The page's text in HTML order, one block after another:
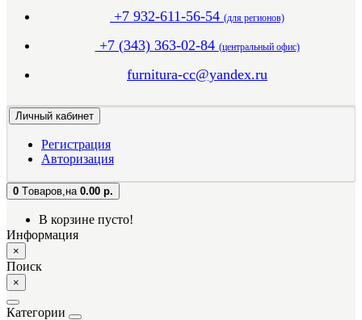
+7 932-611-56-54 (для регионов)
+7 (343) 363-02-84 (центральный офис)
furnitura-cc@yandex.ru
Личный кабинет
Регистрация
Авторизация
0 Tоваров, на 0.00 р.
В корзине пусто!
Информация
×
Поиск
×
Категории